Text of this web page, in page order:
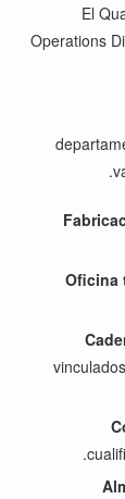
El
Operations
Oficina